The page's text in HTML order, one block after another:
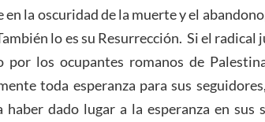
la oscuridad de la muerte y el
lo es su Resurrección. Si el radical
por los ocupantes romanos de
toda esperanza para sus
dado lugar a la esperanza en sus